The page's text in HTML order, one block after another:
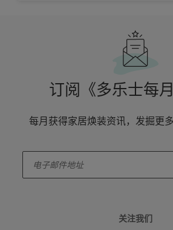
订阅《多乐士每
每月获得家居焕装资讯，发掘更
关注我们